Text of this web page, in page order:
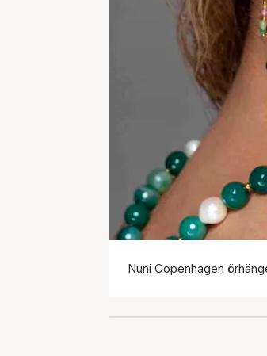
Nuni Copenhagen